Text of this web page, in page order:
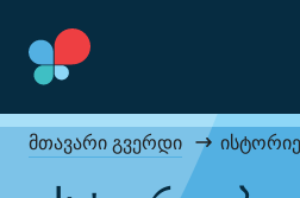
გადასვლა
SIA Countries
მთავარი გვერდი